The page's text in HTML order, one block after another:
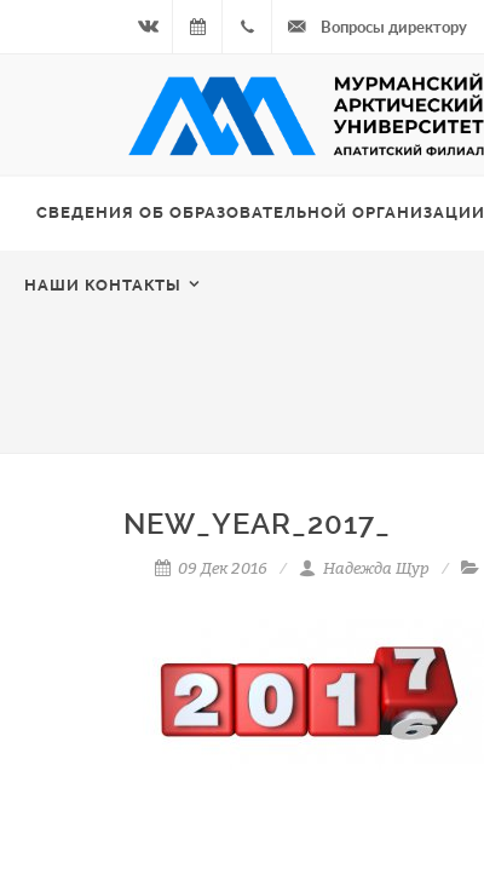
Вконтакте08.08.2026
- Чётная
+7
964
Вопросы директору
СВЕДЕНИЯ ОБ ОБРАЗОВАТЕЛЬНОЙ ОРГАНИЗАЦИИ
НАШИ КОНТАКТЫ
NEW_YEAR_2017_
09 Дек 2016 Надежда Щур